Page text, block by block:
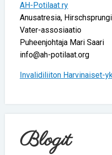
AH-Potilaat ry
Anusatresia,
Vater-assosiaatio
Puheenjohtaja Mari Saari
info@ah-potilaat.org
Invalidiliiton Harvinaiset-
Blogit